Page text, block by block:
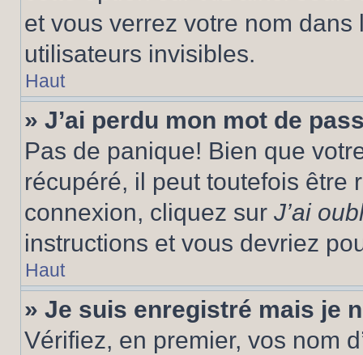
et vous verrez votre nom
utilisateurs invisibles.
Haut
» J’ai perdu mon mot de
Pas de panique! Bien que
récupéré, il peut toutefois être
connexion, cliquez sur J’ai
instructions et vous devriez
Haut
» Je suis enregistré mais je
Vérifiez, en premier, vos nom